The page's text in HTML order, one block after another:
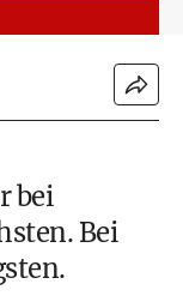
bei
Bei